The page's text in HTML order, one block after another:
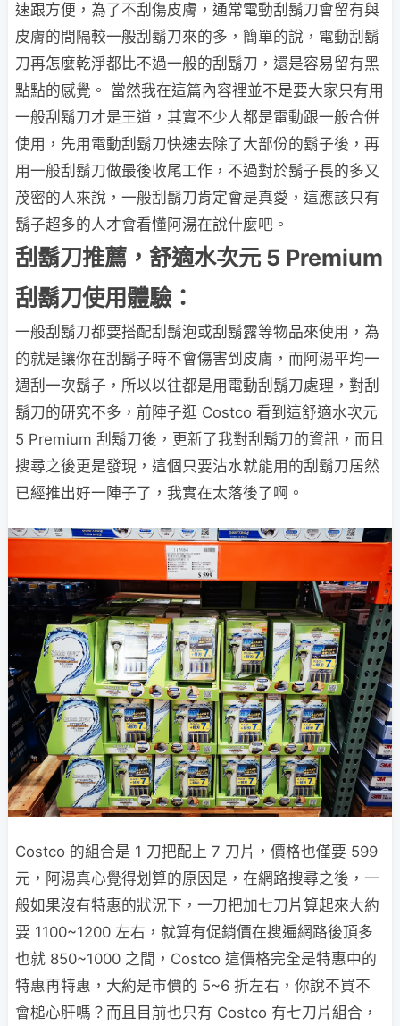
速跟方便，為了不刮傷皮膚，通常電動刮鬍刀會留有與
皮膚的間隔較一般刮鬍刀來的多，簡單的說，電動刮鬍
刀再怎麼乾淨都比不過一般的刮鬍刀，還是容易留有黑
點點的感覺。 當然我在這篇內容裡並不是要大家只有用
一般刮鬍刀才是王道，其實不少人都是電動跟一般合併
使用，先用電動刮鬍刀快速去除了大部份的鬍子後，再
用一般刮鬍刀做最後收尾工作，不過對於鬍子長的多又
茂密的人來說，一般刮鬍刀肯定會是真愛，這應該只有
鬍子超多的人才會看懂阿湯在說什麼吧。
刮鬍刀推薦，舒適水次元 5 Premium
刮鬍刀使用體驗：
一般刮鬍刀都要搭配刮鬍泡或刮鬍露等物品來使用，為
的就是讓你在刮鬍子時不會傷害到皮膚，而阿湯平均一
週刮一次鬍子，所以以往都是用電動刮鬍刀處理，對刮
鬍刀的研究不多，前陣子逛 Costco 看到這舒適水次元
5 Premium 刮鬍刀後，更新了我對刮鬍刀的資訊，而且
搜尋之後更是發現，這個只要沾水就能用的刮鬍刀居然
已經推出好一陣子了，我實在太落後了啊。
Costco 的組合是 1 刀把配上 7 刀片，價格也僅要 599
元，阿湯真心覺得划算的原因是，在網路搜尋之後，一
般如果沒有特惠的狀況下，一刀把加七刀片算起來大約
要 1100~1200 左右，就算有促銷價在搜遍網路後頂多
也就 850~1000 之間，Costco 這價格完全是特惠中的
特惠再特惠，大約是市價的 5~6 折左右，你說不買不
會槌心肝嗎？而且目前也只有 Costco 有七刀片組合，